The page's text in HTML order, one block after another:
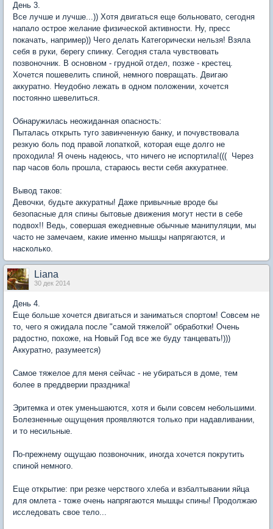
День 3.
Все лучше и лучше...)) Хотя двигаться еще больновато, сегодня
напало острое желание физической активности. Ну, пресс
покачать, например)) Чего делать Категорически нельзя! Взяла
себя в руки, берегу спинку. Сегодня стала чувствовать
позвоночник. В основном - грудной отдел, позже - крестец.
Хочется пошевелить спиной, немного повращать. Двигаю
аккуратно. Неудобно лежать в одном положении, хочется
постоянно шевелиться.
Обнаружилась неожиданная опасность:
Пыталась открыть туго завинченную банку, и почувствовала
резкую боль под правой лопаткой, которая еще долго не
проходила! Я очень надеюсь, что ничего не испортила!((( Через
пар часов боль прошла, стараюсь вести себя аккуратнее.
Вывод таков:
Девочки, будьте аккуратны! Даже привычные вроде бы
безопасные для спины бытовые движения могут нести в себе
подвох!! Ведь, совершая ежедневные обычные манипуляции, мы
часто не замечаем, какие именно мышцы напрягаются, и
насколько.
Liana
30 дек 2014
День 4.
Еще больше хочется двигаться и заниматься спортом! Совсем не
то, чего я ожидала после "самой тяжелой" обработки! Очень
радостно, похоже, на Новый Год все же буду танцевать!)))
Аккуратно, разумеется)
Самое тяжелое для меня сейчас - не убираться в доме, тем
более в преддверии праздника!
Эритемка и отек уменьшаются, хотя и были совсем небольшими.
Болезненные ощущения проявляются только при надавливании,
и то несильные.
По-прежнему ощущаю позвоночник, иногда хочется покрутить
спиной немного.
Еще открытие: при резке черствого хлеба и взбалтывании яйца
для омлета - тоже очень напрягаются мышцы спины! Продолжаю
исследовать свое тело...